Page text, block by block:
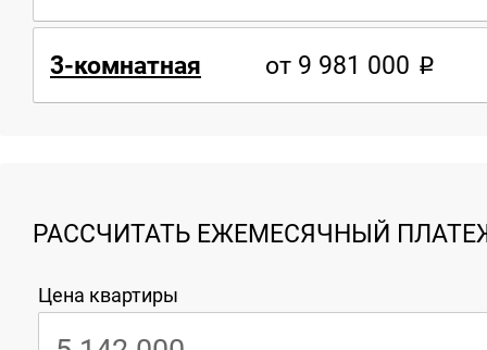
3-комнатная от 9 981 000
РАССЧИТАТЬ ЕЖЕМЕСЯЧНЫЙ
Цена квартиры